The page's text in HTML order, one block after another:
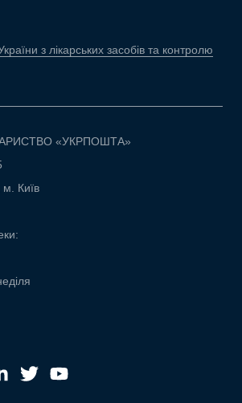
з лікарських засобів та контролю
«УКРПОШТА»
Київ